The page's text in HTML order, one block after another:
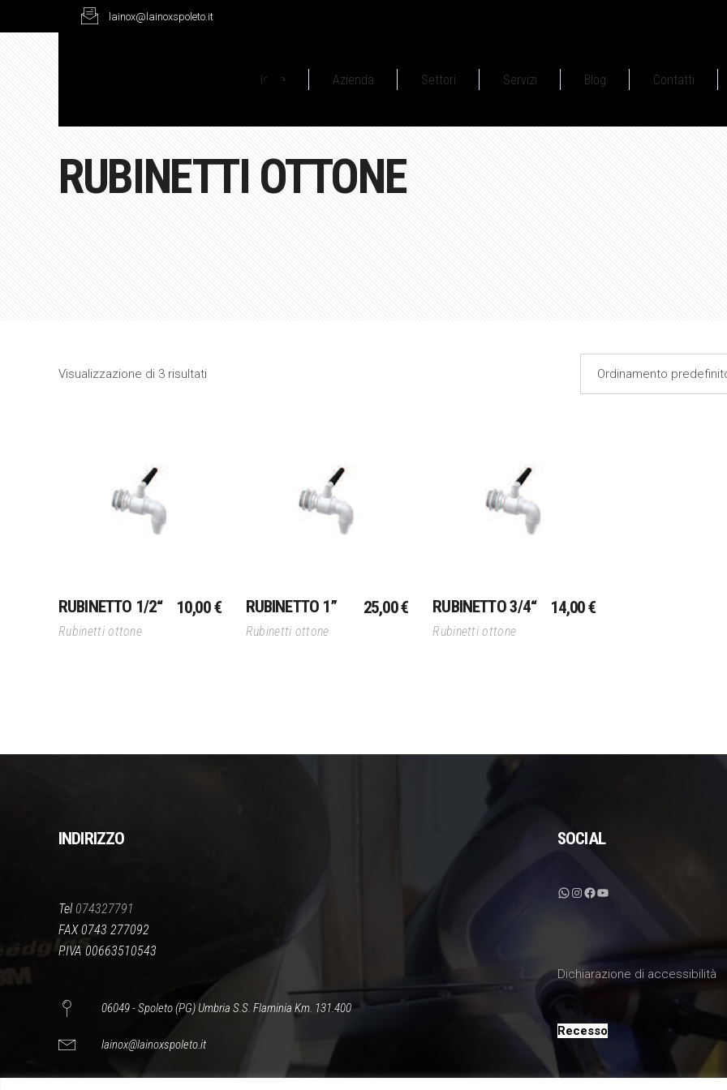
lainox@lainoxspoleto.it
Home Azienda Settori Servizi Blog Contatti
RUBINETTI OTTONE
Visualizzazione di 3 risultati Ordinamento
Aggiungi Al Carrello
RUBINETTO 1/2“ 10,00€
Rubinetti ottone
Aggiungi Al Carrello
RUBINETTO 1” 25,00€
Rubinetti ottone
Aggiungi Al Carrello
RUBINETTO 3/4“ 14,00€
Rubinetti ottone
INDIRIZZO
Tel074327791
FAX 0743 277092
P.IVA 00663510543
06049 - Spoleto (PG) Umbria S.S. Flaminia Km. 131.400
lainox@lainoxspoleto.it
SOCIAL
WhatsApp
Instagram
Facebook
YouTube
Dichiarazione di accessibilità
Recesso